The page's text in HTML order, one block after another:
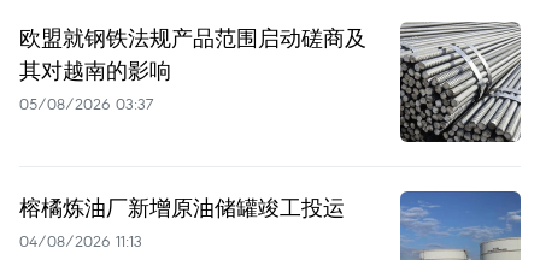
欧盟就钢铁法规产品范围启动磋商及
其对越南的影响
05/08/2026 03:37
榕橘炼油厂新增原油储罐竣工投运
04/08/2026 11:13